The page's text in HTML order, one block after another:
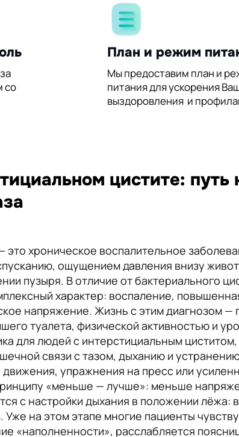
со
План и режим
Мы предоставим план и
питания для ускорения
выздоровления и
цистите: путь
это хроническое воспалительное
ощущением давления внизу
пузыря. В отличие от бактериального
характер: воспаление,
напряжение. Жизнь с этим диагнозом
туалета, физической активностью и
для людей с интерстициальным
связи с тазом, дыханию и
упражнения на пресс или
«меньше — лучше»: меньше
с настройки дыхания в положении
Уже на этом этапе многие пациенты
«наполненности», расслабляется